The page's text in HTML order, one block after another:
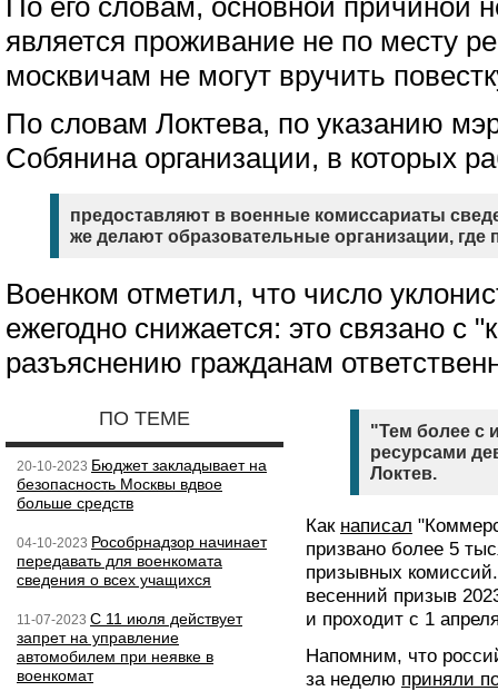
По его словам, основной причиной
является проживание не по месту
москвичам не могут вручить
По словам Локтева, по указанию
Собянина организации, в которых
предоставляют в военные комиссариаты
же делают образовательные организации, где
Военком отметил, что число
ежегодно снижается: это связано с
разъяснению гражданам
ПО ТЕМЕ
20-10-2023 Бюджет закладывает на
безопасность Москвы вдвое
больше средств
04-10-2023 Рособрнадзор начинает
передавать для военкомата
сведения о всех учащихся
11-07-2023 С 11 июля действует
запрет на управление
автомобилем при неявке в
военкомат
"Тем более с
ресурсами
Локтев.
Как написал
призвано более 5
призывных
весенний призыв
и проходит с 1
Напомним, что
за неделю приняли